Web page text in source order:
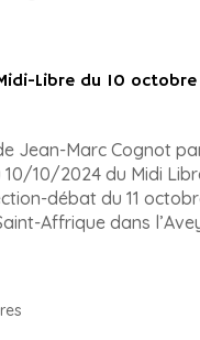
Libre du 10
Jean-Marc Cognot
10/10/2024 du Midi
débat du 11
Affrique dans